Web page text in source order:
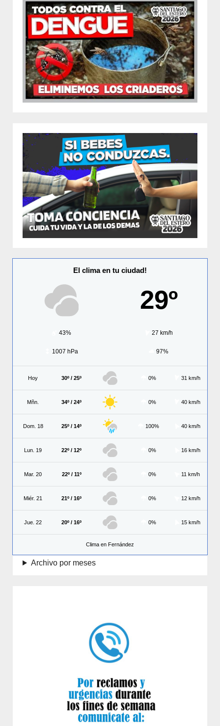
El clima en tu ciudad!
29º
43% 27 km/h
1007 hPa 97%
Hoy 30º / 25º 0% 31 km/h
Mñn. 34º / 24º 0% 40 km/h
Dom. 18 25º / 14º 100% 40 km/h
Lun. 19 22º / 12º 0% 16 km/h
Mar. 20 22º / 11º 0% 11 km/h
Miér. 21 21º / 16º 0% 12 km/h
Jue. 22 20º / 16º 0% 15 km/h
Clima en Fernández
Archivo por meses